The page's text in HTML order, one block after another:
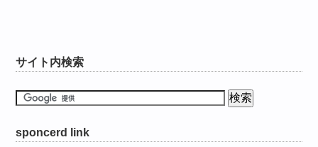
サイト内検索
sponcerd link